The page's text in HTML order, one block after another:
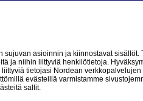
Uutiset & analyysit
asioinnin ja kiinnostavat sisällöt.
ja niihin liittyviä henkilötietoja.
tietojasi Nordean verkkopalvelujen
evästeillä varmistamme
sallit.